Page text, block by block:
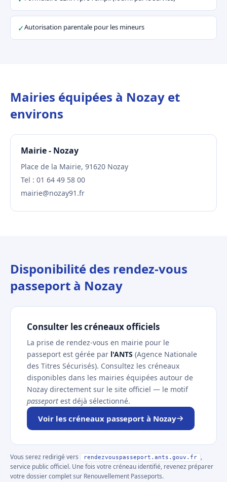
✓Autorisation parentale pour les mineurs
Mairies équipées à Nozay et
environs
Mairie - Nozay
Place de la Mairie, 91620 Nozay
Tel : 01 64 49 58 00
mairie@nozay91.fr
Disponibilité des rendez-vous
passeport à Nozay
Consulter les créneaux officiels
La prise de rendez-vous en mairie pour le
passeport est gérée par l'ANTS (Agence Nationale
des Titres Sécurisés). Consultez les créneaux
disponibles dans les mairies équipées autour de
Nozay directement sur le site officiel — le motif
passeport est déjà sélectionné.
Voir les créneaux passeport à Nozay
Vous serez redirigé vers rendezvouspasseport.ants.gouv.fr
,
service public officiel. Une fois votre créneau identifié, revenez préparer
votre dossier complet sur Renouvellement Passeports.